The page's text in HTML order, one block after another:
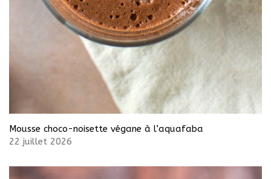
Mousse choco-noisette végane à l’aquafaba
22 juillet 2026